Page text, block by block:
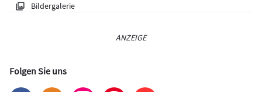
Bildergalerie
ANZEIGE
Folgen Sie uns